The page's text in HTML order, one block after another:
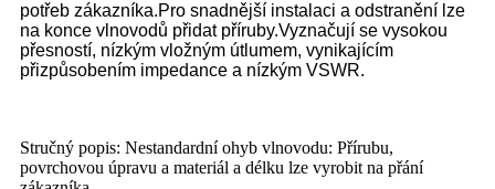
potřeb zákazníka.Pro snadnější instalaci a odstranění lze
na konce vlnovodů přidat příruby.Vyznačují se vysokou
přesností, nízkým vložným útlumem, vynikajícím
přizpůsobením impedance a nízkým VSWR.
Stručný popis: Nestandardní ohyb vlnovodu: Přírubu,
povrchovou úpravu a materiál a délku lze vyrobit na přání